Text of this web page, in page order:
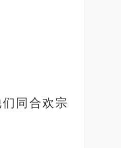
同合欢宗